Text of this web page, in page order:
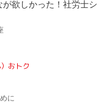
欲しかった！社労士シ
おトク
に